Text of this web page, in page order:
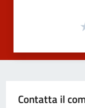
Contatta il